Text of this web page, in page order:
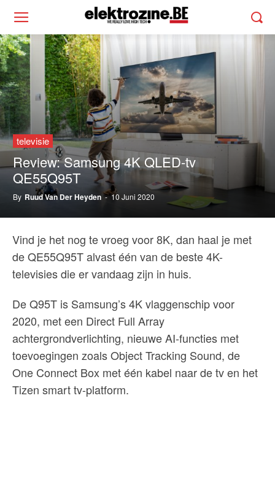
televisie
Review: Samsung 4K QLED-tv
QE55Q95T
By Ruud Van Der Heyden - 10 Juni 2020
Vind je het nog te vroeg voor 8K, dan haal je met
de QE55Q95T alvast één van de beste 4K-
televisies die er vandaag zijn in huis.
De Q95T is Samsung’s 4K vlaggenschip voor
2020, met een Direct Full Array
achtergrondverlichting, nieuwe AI-functies met
toevoegingen zoals Object Tracking Sound, de
One Connect Box met één kabel naar de tv en het
Tizen smart tv-platform.